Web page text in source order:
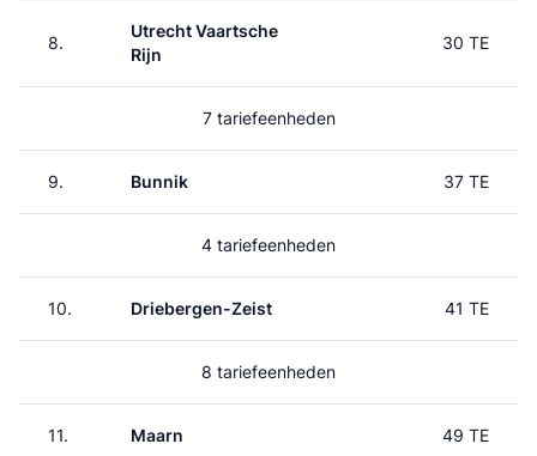
8.
Utrecht Vaartsche
Rijn
30 TE
7 tariefeenheden
9. Bunnik 37 TE
4 tariefeenheden
10. Driebergen-Zeist 41 TE
8 tariefeenheden
11. Maarn 49 TE